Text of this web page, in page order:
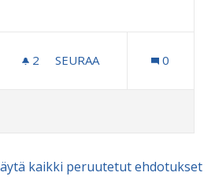
mukaan: Ekologisuus
2 2 SEURAAJAA
SEURAA 0
kaikki peruutetut ehdotukset